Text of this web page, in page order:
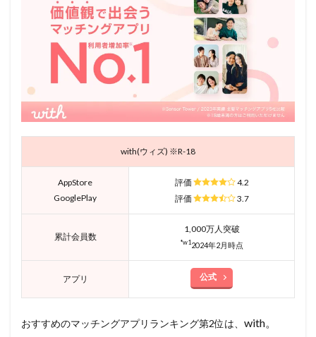
with(ウィズ) ※R-18
AppStore
GooglePlay
評価
4.2
評価
3.7
累計会員数
1,000万人突破
*w12024年2月時点
アプリ 公式
おすすめのマッチングアプリランキング第2位は、 with。